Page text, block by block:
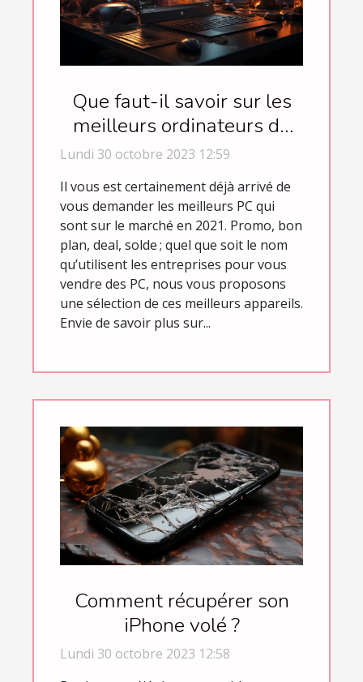
Que faut-il savoir sur les
meilleurs ordinateurs de
l’année 2021 ?
Lundi 30 octobre 2023 12:59
Il vous est certainement déjà arrivé de
vous demander les meilleurs PC qui
sont sur le marché en 2021. Promo, bon
plan, deal, solde ; quel que soit le nom
qu’utilisent les entreprises pour vous
vendre des PC, nous vous proposons
une sélection de ces meilleurs appareils.
Envie de savoir plus sur...
Comment récupérer son
iPhone volé ?
Lundi 30 octobre 2023 12:58